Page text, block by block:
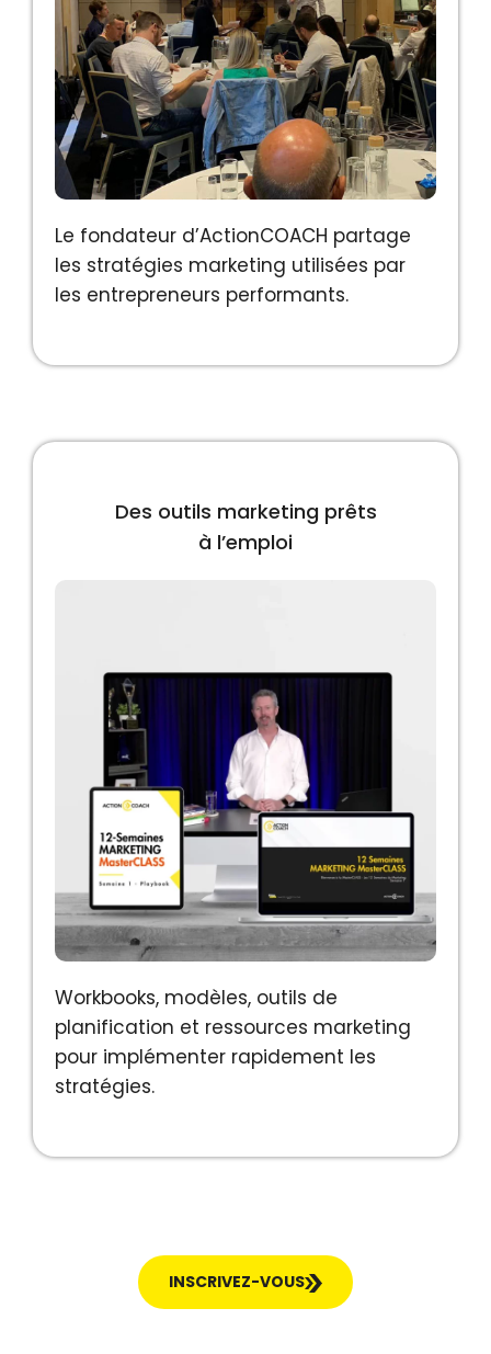
Le fondateur d’ActionCOACH partage
les stratégies marketing utilisées par
les entrepreneurs performants.
Des outils marketing prêts
à l’emploi
Workbooks, modèles, outils de
planification et ressources marketing
pour implémenter rapidement les
stratégies.
INSCRIVEZ-VOUS